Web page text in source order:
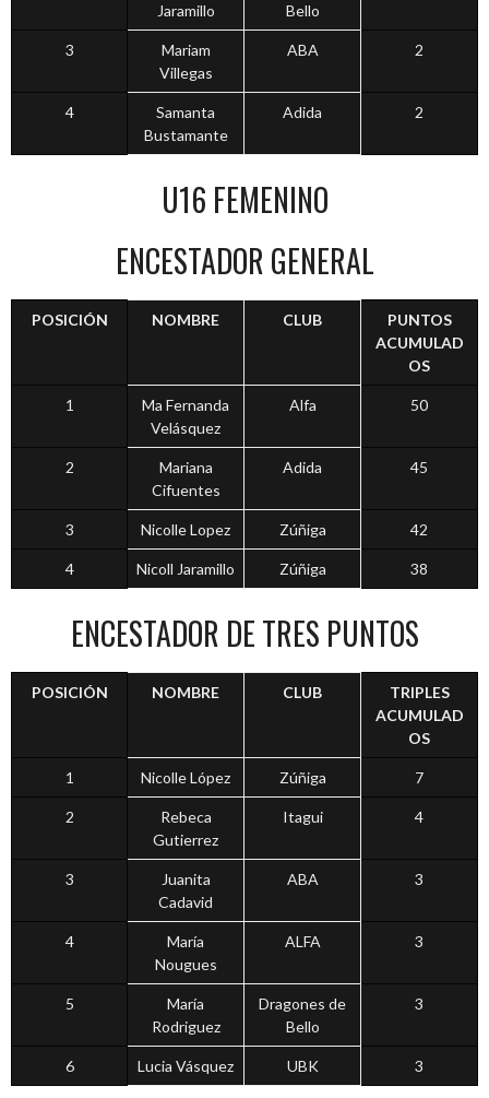
Jaramillo
Bello
3
Mariam
Villegas
ABA 2
4
Samanta
Bustamante
Adida 2
U16 FEMENINO
ENCESTADOR GENERAL
POSICIÓN NOMBRE CLUB
PUNTOS
ACUMULAD
OS
1
Ma Fernanda
Velásquez
Alfa 50
2
Mariana
Cifuentes
Adida 45
3 Nicolle Lopez Zúñiga 42
4 Nicoll Jaramillo Zúñiga 38
ENCESTADOR DE TRES PUNTOS
POSICIÓN NOMBRE CLUB
TRIPLES
ACUMULAD
OS
1 Nicolle López Zúñiga 7
2
Rebeca
Gutierrez
Itagui 4
3
Juanita
Cadavid
ABA 3
4
María
Nougues
ALFA 3
5
María
Rodriguez
Dragones de
Bello
3
6 Lucia Vásquez UBK 3